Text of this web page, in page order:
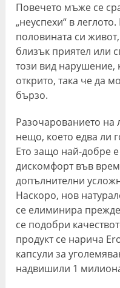
Повечето мъже се
„неуспехи“ в
половината си
близък приятел или
този вид нарушение,
открито, така че да
бързо.
Разочарованието на
нещо, което едва ли
Ето защо най-добре
дискомфорт във
допълнителни
Наскоро, нов
се елиминира
се подобри
продукт се нарича
капсули за
надвишили 1